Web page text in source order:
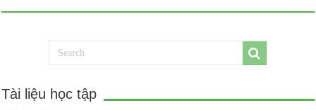
Tài liệu học tập